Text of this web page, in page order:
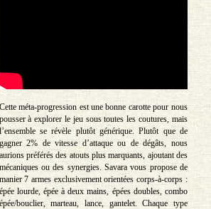
Cette méta-progression est une bonne carotte pour nous
pousser à explorer le jeu sous toutes les coutures, mais
l’ensemble se révèle plutôt générique. Plutôt que de
gagner 2% de vitesse d’attaque ou de dégâts, nous
aurions préférés des atouts plus marquants, ajoutant des
mécaniques ou des synergies. Savara vous propose de
manier 7 armes exclusivement orientées corps-à-corps :
épée lourde, épée à deux mains, épées doubles, combo
épée/bouclier, marteau, lance, gantelet. Chaque type